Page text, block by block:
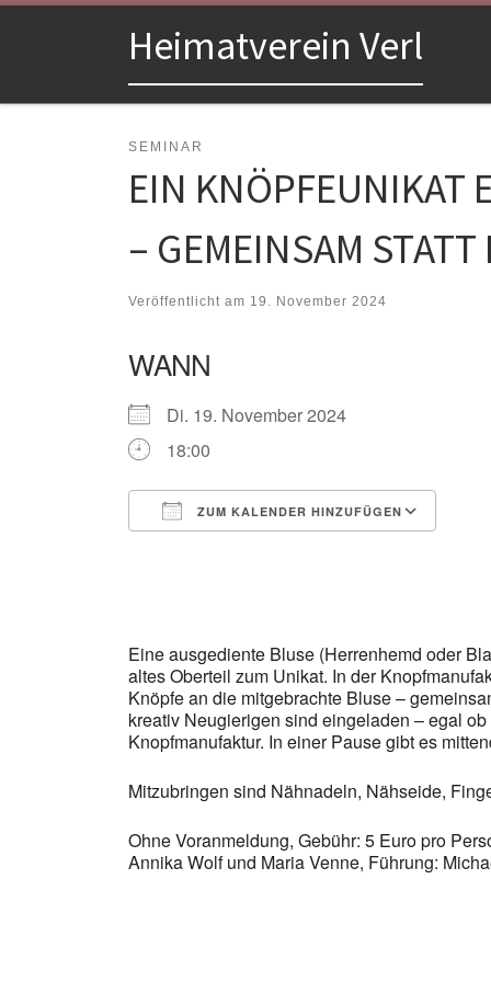
Zum Inhalt springenHeimatverein Verl
SEMINAR
EIN KNÖPFEUNIKAT
– GEMEINSAM STATT
Veröffentlicht am 19. November 2024
WANN
Di. 19. November 2024
18:00
ZUM KALENDER HINZUFÜGEN
Eine ausgediente Bluse (Herrenhemd oder
altes Oberteil zum Unikat. In der
Knöpfe an die mitgebrachte Bluse –
kreativ Neugierigen sind eingeladen – egal
Knopfmanufaktur. In einer Pause gibt es
Mitzubringen sind Nähnadeln, Nähseide,
Ohne Voranmeldung, Gebühr: 5 Euro pro
Annika Wolf und Maria Venne, Führung: